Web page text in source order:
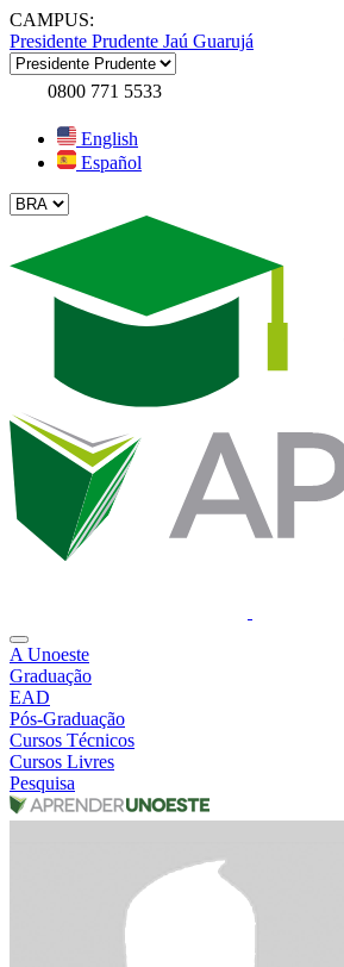
CAMPUS:
Presidente Prudente Jaú Guarujá
0800 771 5533
English
Español
A Unoeste
Graduação
EAD
Pós-Graduação
Cursos Técnicos
Cursos Livres
Pesquisa